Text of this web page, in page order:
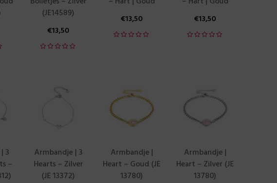
(JE14589)
€13,50
€13,50
€13,50
3
–
Armbandje | 3
Hearts – Zilver
(JE 13372)
Armbandje |
Heart – Goud (JE
13780)
Armbandje |
Heart – Zilver (JE
13780)